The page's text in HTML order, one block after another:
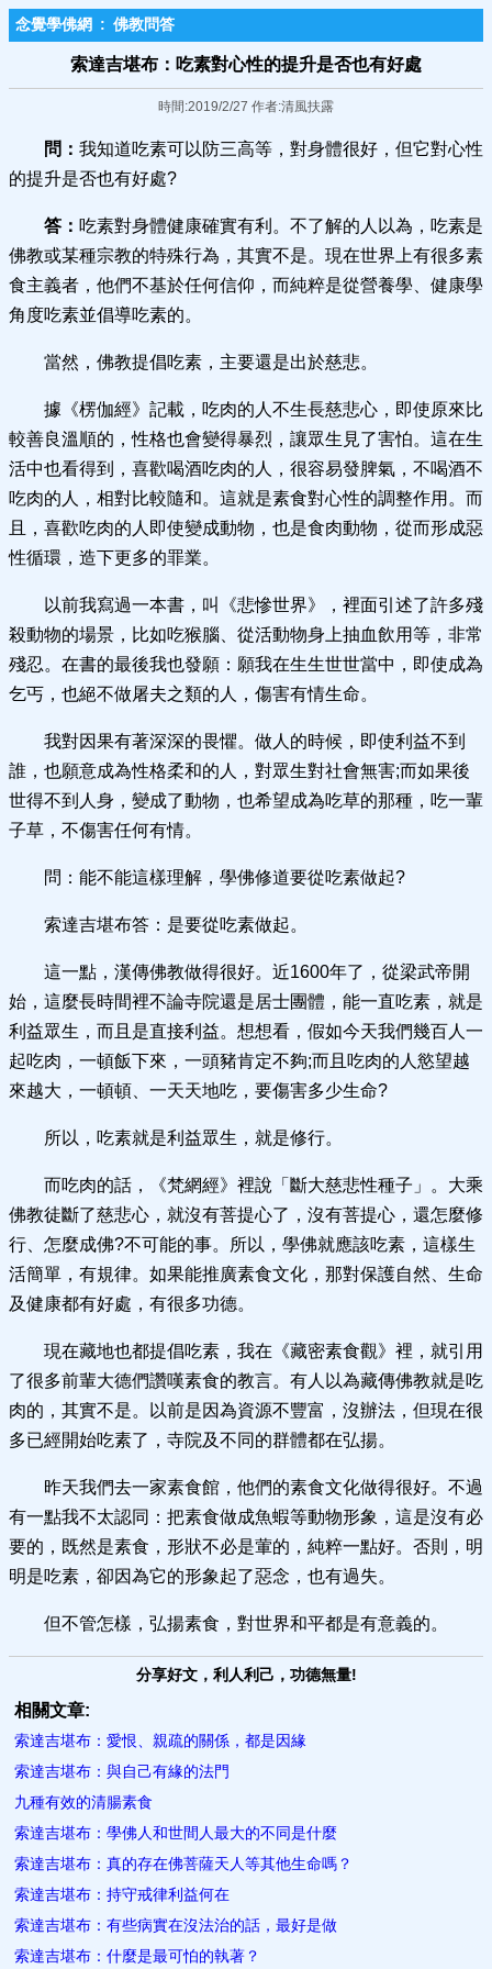
念覺學佛網 : 佛教問答
索達吉堪布：吃素對心性的提升是否也有好處
時間:2019/2/27 作者:清風扶露
問： 我知道吃素可以防三高等，對身體很好，但它對心性
的提升是否也有好處?
答： 吃素對身體健康確實有利。不了解的人以為，吃素是
佛教或某種宗教的特殊行為，其實不是。現在世界上有很多素
食主義者，他們不基於任何信仰，而純粹是從營養學、健康學
角度吃素並倡導吃素的。
當然，佛教提倡吃素，主要還是出於慈悲。
據《楞伽經》記載，吃肉的人不生長慈悲心，即使原來比
較善良溫順的，性格也會變得暴烈，讓眾生見了害怕。這在生
活中也看得到，喜歡喝酒吃肉的人，很容易發脾氣，不喝酒不
吃肉的人，相對比較隨和。這就是素食對心性的調整作用。而
且，喜歡吃肉的人即使變成動物，也是食肉動物，從而形成惡
性循環，造下更多的罪業。
以前我寫過一本書，叫《悲慘世界》，裡面引述了許多殘
殺動物的場景，比如吃猴腦、從活動物身上抽血飲用等，非常
殘忍。在書的最後我也發願：願我在生生世世當中，即使成為
乞丐，也絕不做屠夫之類的人，傷害有情生命。
我對因果有著深深的畏懼。做人的時候，即使利益不到
誰，也願意成為性格柔和的人，對眾生對社會無害;而如果後
世得不到人身，變成了動物，也希望成為吃草的那種，吃一輩
子草，不傷害任何有情。
問：能不能這樣理解，學佛修道要從吃素做起?
索達吉堪布答：是要從吃素做起。
這一點，漢傳佛教做得很好。近1600年了，從梁武帝開
始，這麼長時間裡不論寺院還是居士團體，能一直吃素，就是
利益眾生，而且是直接利益。想想看，假如今天我們幾百人一
起吃肉，一頓飯下來，一頭豬肯定不夠;而且吃肉的人慾望越
來越大，一頓頓、一天天地吃，要傷害多少生命?
所以，吃素就是利益眾生，就是修行。
而吃肉的話，《梵網經》裡說「斷大慈悲性種子」。大乘
佛教徒斷了慈悲心，就沒有菩提心了，沒有菩提心，還怎麼修
行、怎麼成佛?不可能的事。所以，學佛就應該吃素，這樣生
活簡單，有規律。如果能推廣素食文化，那對保護自然、生命
及健康都有好處，有很多功德。
現在藏地也都提倡吃素，我在《藏密素食觀》裡，就引用
了很多前輩大德們讚嘆素食的教言。有人以為藏傳佛教就是吃
肉的，其實不是。以前是因為資源不豐富，沒辦法，但現在很
多已經開始吃素了，寺院及不同的群體都在弘揚。
昨天我們去一家素食館，他們的素食文化做得很好。不過
有一點我不太認同：把素食做成魚蝦等動物形象，這是沒有必
要的，既然是素食，形狀不必是葷的，純粹一點好。否則，明
明是吃素，卻因為它的形象起了惡念，也有過失。
但不管怎樣，弘揚素食，對世界和平都是有意義的。
分享好文，利人利己，功德無量!
相關文章:
索達吉堪布：愛恨、親疏的關係，都是因緣
索達吉堪布：與自己有緣的法門
九種有效的清腸素食
索達吉堪布：學佛人和世間人最大的不​同是什麼
索達吉堪布：真的存在佛菩薩天人等其他生命嗎？
索達吉堪布：持守戒律利益何在
索達吉堪布：有些病實在沒法治的話，最​好是做
索達吉堪布：什麼是最可怕的執著？